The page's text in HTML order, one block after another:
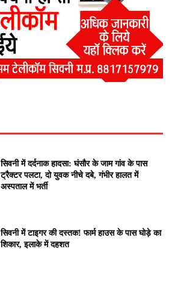
सिवनी में दर्दनाक हादसा: घंसौर के जाम गांव के पास
ट्रैक्टर पलटा, दो युवक नीचे दबे, गंभीर हालत में
अस्पताल में भर्ती
सिवनी में टाइगर की दस्तक! फार्म हाउस के पास घोड़े का
शिकार, इलाके में दहशत